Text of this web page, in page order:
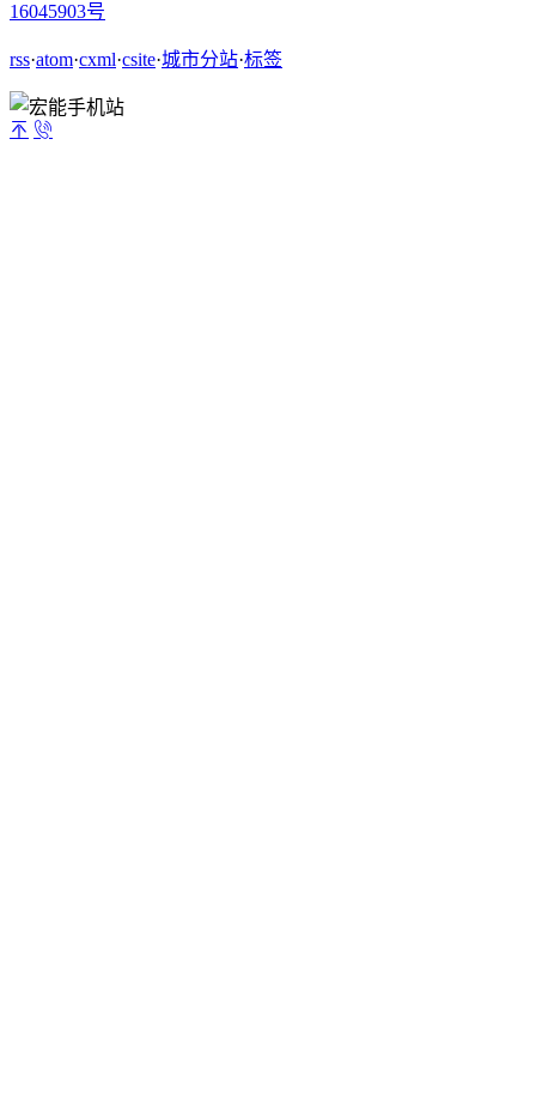
16045903号
rss·atom·cxml·csite·城市分站·标签
 